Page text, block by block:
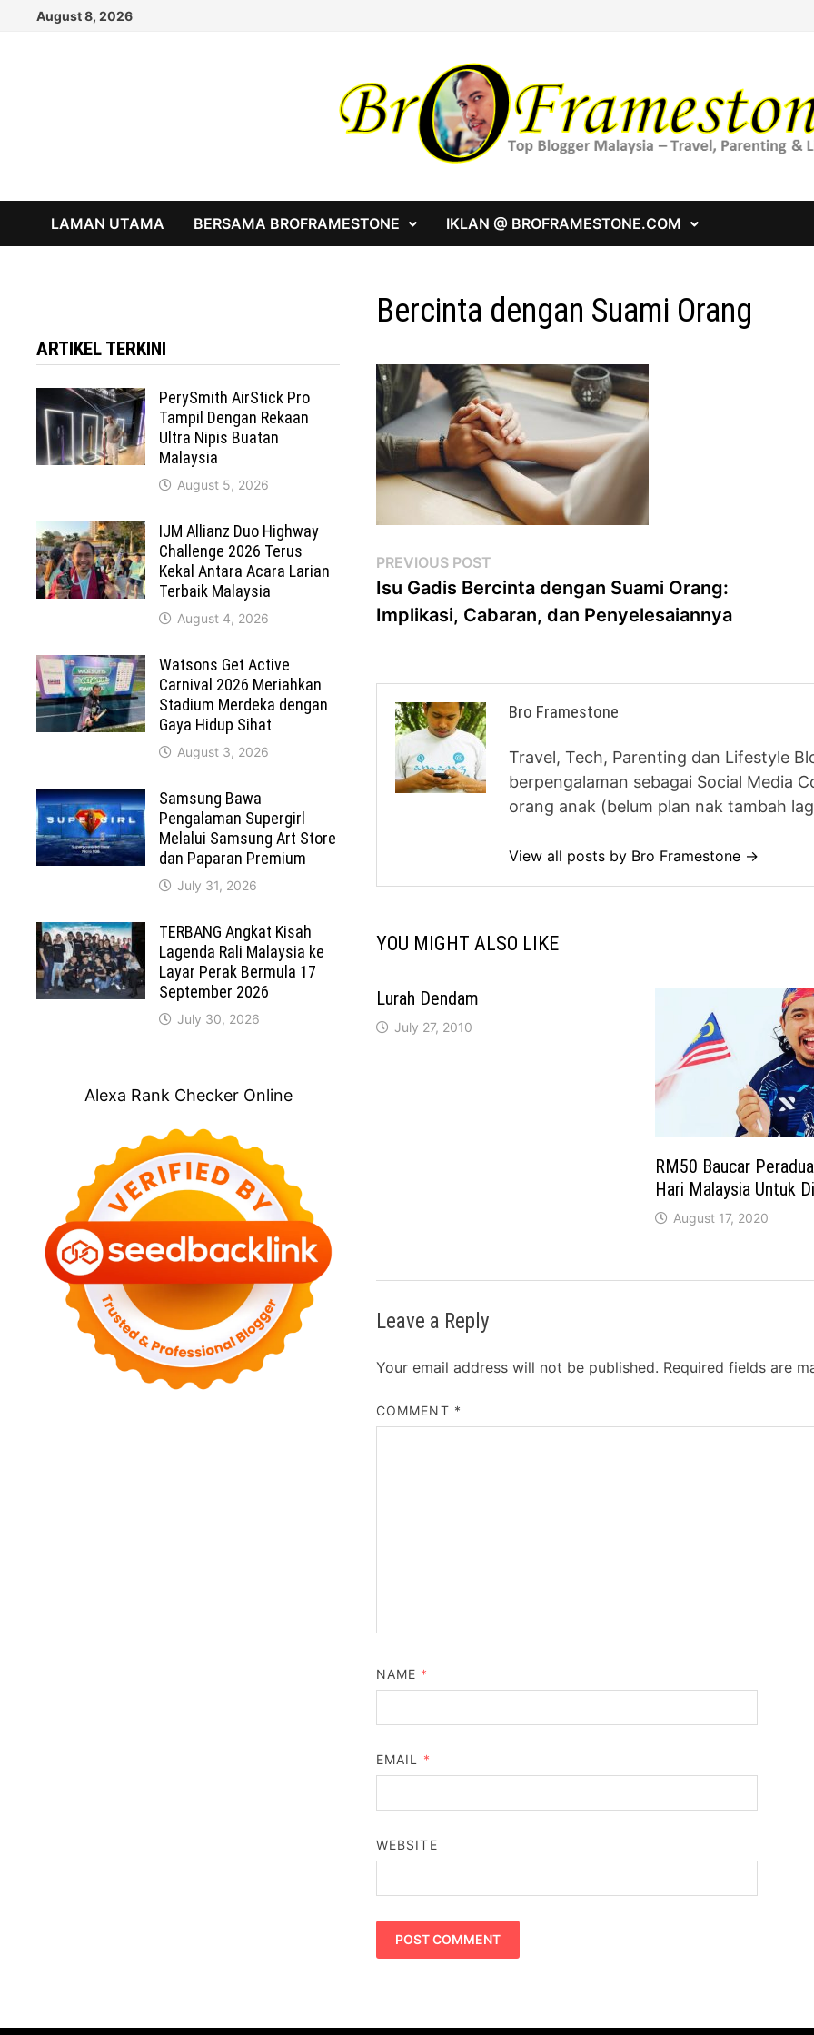
August 8, 2026
LAMAN UTAMA BERSAMA BROFRAMESTONE IKLAN @ BROFRAMESTONE.COM
Bercinta dengan Suami Orang
Post
navigation
PREVIOUS POST
post:
Isu Gadis Bercinta dengan Suami Orang:
Implikasi, Cabaran, dan Penyelesaiannya
Bro Framestone
Travel, Tech, Parenting dan Lifestyle
berpengalaman sebagai Social Media
orang anak (belum plan nak tambah
View all posts by Bro Framestone →
YOU MIGHT ALSO LIKE
Lurah Dendam
July 27, 2010
RM50 Baucar
Hari Malaysia Untuk
August 17, 2020
Leave a Reply
Your email address will not be published. Required fields are
COMMENT *
NAME *
EMAIL *
WEBSITE
ARTIKEL TERKINI
PerySmith AirStick Pro
Tampil Dengan Rekaan
Ultra Nipis Buatan
Malaysia
August 5, 2026
IJM Allianz Duo Highway
Challenge 2026 Terus
Kekal Antara Acara Larian
Terbaik Malaysia
August 4, 2026
Watsons Get Active
Carnival 2026 Meriahkan
Stadium Merdeka dengan
Gaya Hidup Sihat
August 3, 2026
Samsung Bawa
Pengalaman Supergirl
Melalui Samsung Art Store
dan Paparan Premium
July 31, 2026
TERBANG Angkat Kisah
Lagenda Rali Malaysia ke
Layar Perak Bermula 17
September 2026
July 30, 2026
Alexa Rank Checker Online